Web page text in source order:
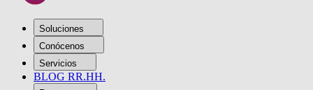
Soluciones
Conócenos
Servicios
BLOG RR.HH.